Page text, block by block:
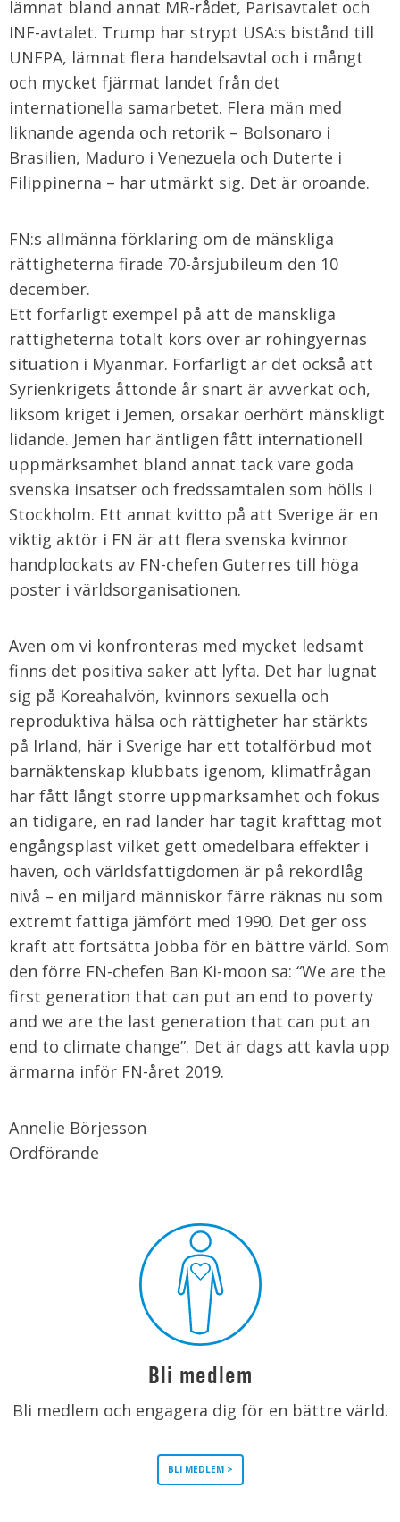
lämnat bland annat MR-rådet, Parisavtalet och
INF-avtalet. Trump har strypt USA:s bistånd till
UNFPA, lämnat flera handelsavtal och i mångt
och mycket fjärmat landet från det
internationella samarbetet. Flera män med
liknande agenda och retorik – Bolsonaro i
Brasilien, Maduro i Venezuela och Duterte i
Filippinerna – har utmärkt sig. Det är oroande.
FN:s allmänna förklaring om de mänskliga
rättigheterna firade 70-årsjubileum den 10
december.
Ett förfärligt exempel på att de mänskliga
rättigheterna totalt körs över är rohingyernas
situation i Myanmar. Förfärligt är det också att
Syrienkrigets åttonde år snart är avverkat och,
liksom kriget i Jemen, orsakar oerhört mänskligt
lidande. Jemen har äntligen fått internationell
uppmärksamhet bland annat tack vare goda
svenska insatser och fredssamtalen som hölls i
Stockholm. Ett annat kvitto på att Sverige är en
viktig aktör i FN är att flera svenska kvinnor
handplockats av FN-chefen Guterres till höga
poster i världsorganisationen.
Även om vi konfronteras med mycket ledsamt
finns det positiva saker att lyfta. Det har lugnat
sig på Koreahalvön, kvinnors sexuella och
reproduktiva hälsa och rättigheter har stärkts
på Irland, här i Sverige har ett totalförbud mot
barnäktenskap klubbats igenom, klimatfrågan
har fått långt större uppmärksamhet och fokus
än tidigare, en rad länder har tagit krafttag mot
engångsplast vilket gett omedelbara effekter i
haven, och världsfattigdomen är på rekordlåg
nivå – en miljard människor färre räknas nu som
extremt fattiga jämfört med 1990. Det ger oss
kraft att fortsätta jobba för en bättre värld. Som
den förre FN-chefen Ban Ki-moon sa: “We are the
first generation that can put an end to poverty
and we are the last generation that can put an
end to climate change”. Det är dags att kavla upp
ärmarna inför FN-året 2019.
Annelie Börjesson
Ordförande
Bli medlem
Bli medlem och engagera dig för en bättre värld.
BLI MEDLEM >